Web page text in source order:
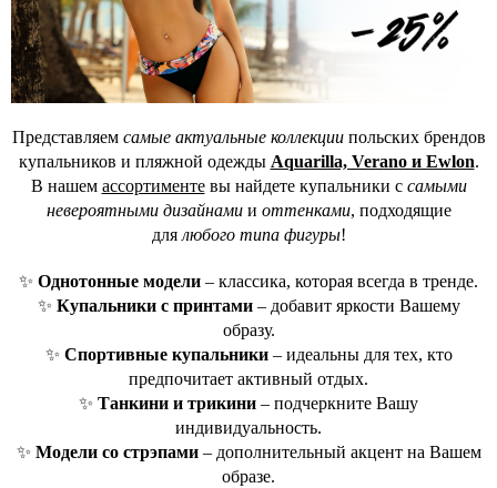
Представляем самые актуальные коллекциипольских брендов
купальников и пляжной одежды Aquarilla, Verano и Ewlon.
В нашем ассортиментевы найдете купальники с самыми
невероятными дизайнамии оттенками, подходящие
для любого типа фигуры!
✨ Однотонные модели – классика, которая всегда в тренде.
✨ Купальники с принтами– добавит яркости Вашему
образу.
✨ Спортивные купальники– идеальны для тех, кто
предпочитает активный отдых.
✨ Танкини и трикини – подчеркните Вашу
индивидуальность.
✨ Модели со стрэпами– дополнительный акцент на Вашем
образе.